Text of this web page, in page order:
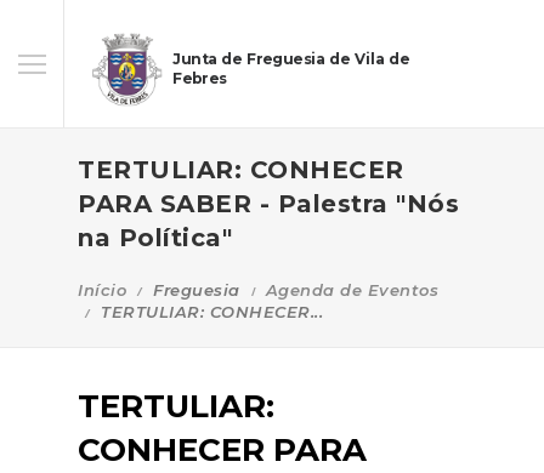
Junta de Freguesia de Vila de
Febres
TERTULIAR: CONHECER
PARA SABER - Palestra "Nós
na Política"
Início Freguesia
Agenda de Eventos
TERTULIAR: CONHECER...
TERTULIAR:
CONHECER PARA